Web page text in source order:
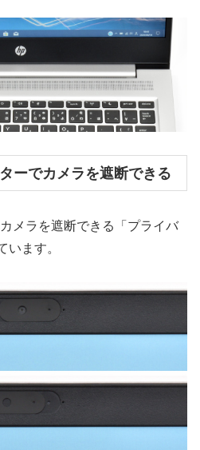
ーでカメラを遮断できる
メラを遮断できる「プライバ
います。